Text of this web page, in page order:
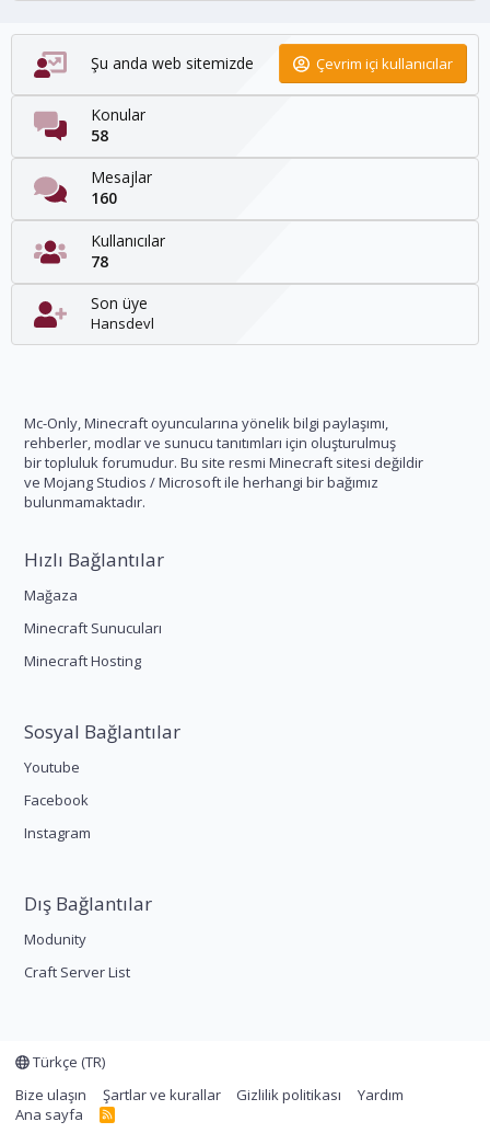
Şu anda web sitemizde Çevrim içi kullanıcılar
Konular
58
Mesajlar
160
Kullanıcılar
78
Son üye
Hansdevl
Mc-Only, Minecraft oyuncularına yönelik bilgi paylaşımı,
rehberler, modlar ve sunucu tanıtımları için oluşturulmuş
bir topluluk forumudur. Bu site resmi Minecraft sitesi değildir
ve Mojang Studios / Microsoft ile herhangi bir bağımız
bulunmamaktadır.
Hızlı Bağlantılar
Mağaza
Minecraft Sunucuları
Minecraft Hosting
Sosyal Bağlantılar
Youtube
Facebook
Instagram
Dış Bağlantılar
Modunity
Craft Server List
Türkçe (TR)
Bize ulaşın
Şartlar ve kurallar Gizlilik politikası
Yardım
Ana sayfa
R